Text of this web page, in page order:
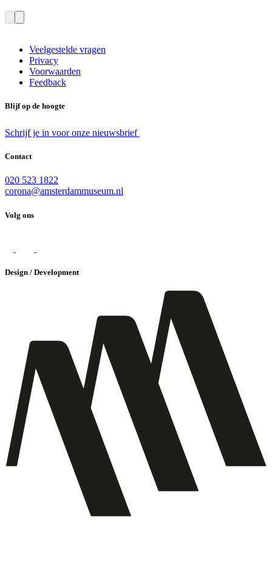
Veelgestelde vragen
Privacy
Voorwaarden
Feedback
Blijf op de hoogte
Schrijf je in voor onze nieuwsbrief
Contact
020 523 1822
corona@amsterdammuseum.nl
Volg ons
Design / Development